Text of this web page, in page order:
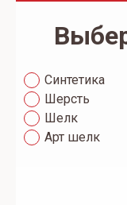
Синтетика
Шерсть
Шелк
Арт шелк